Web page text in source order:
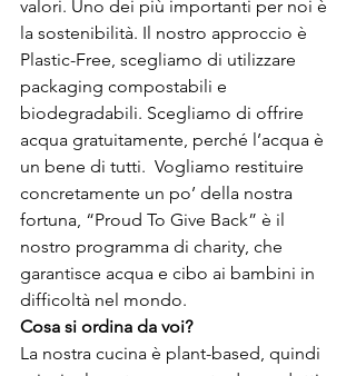
valori. Uno dei più importanti per noi è
la sostenibilità. Il nostro approccio è
Plastic-Free, scegliamo di utilizzare
packaging compostabili e
biodegradabili. Scegliamo di offrire
acqua gratuitamente, perché l’acqua è
un bene di tutti.  Vogliamo restituire
concretamente un po’ della nostra
fortuna, “Proud To Give Back” è il
nostro programma di charity, che
garantisce acqua e cibo ai bambini in
difficoltà nel mondo.
Cosa si ordina da voi?
La nostra cucina è plant-based, quindi